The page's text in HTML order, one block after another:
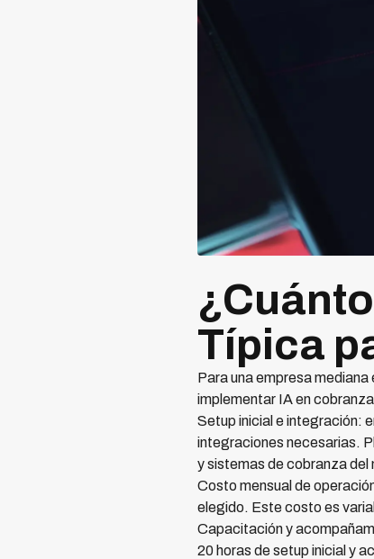
Típica
Para una empresa
implementar IA en
Setup inicial e integración:
integraciones necesarias.
y sistemas de cobranza
Costo mensual de
elegido. Este costo es
Capacitación y
20 horas de setup inicial y